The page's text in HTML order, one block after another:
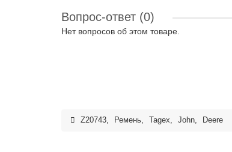
Вопрос-ответ (0)
Нет вопросов об этом товаре.
Z20743, Ремень, Tagex, John, Deere